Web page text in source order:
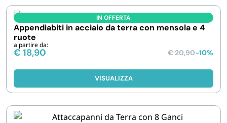
IN OFFERTA
Appendiabiti in acciaio da terra con mensola e 4
ruote
a partire da:
€18,90 €20,90-10%
VISUALIZZA